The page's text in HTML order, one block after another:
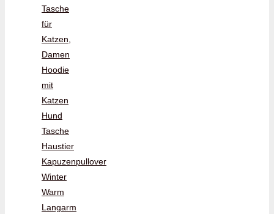
Tasche
für
Katzen,
Damen
Hoodie
mit
Katzen
Hund
Tasche
Haustier
Kapuzenpullover
Winter
Warm
Langarm